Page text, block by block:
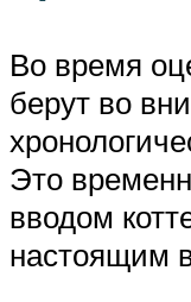
Во время
берут во
Это
вводом
настоящим